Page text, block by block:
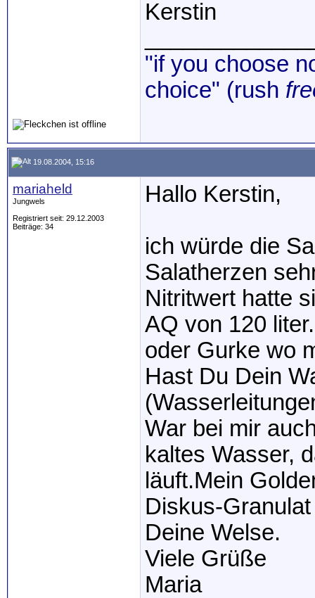
Kerstin
"if you choose
choice" (rush
19.08.2004, 15:16
mariaheld
Jungwels
Registriert seit: 29.12.2003
Beiträge: 34
Hallo Kerstin,
ich würde die
Salatherzen
Nitritwert hatte
AQ von 120
oder Gurke wo
Hast Du Dein
War bei mir
kaltes Wasser,
läuft.Mein
Diskus-
Deine Welse.
Viele Grüße
Maria